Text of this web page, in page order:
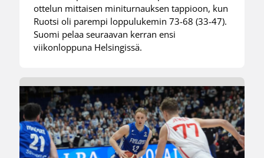
ottelun mittaisen miniturnauksen tappioon, kun
Ruotsi oli parempi loppulukemin 73-68 (33-47).
Suomi pelaa seuraavan kerran ensi
viikonloppuna Helsingissä.